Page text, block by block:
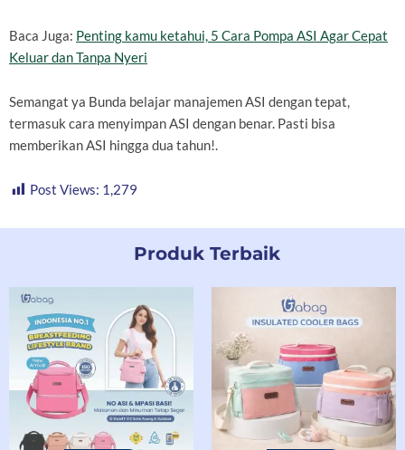
Baca Juga: Penting kamu ketahui, 5 Cara Pompa ASI Agar Cepat
Keluar dan Tanpa Nyeri
Semangat ya Bunda belajar manajemen ASI dengan tepat,
termasuk cara menyimpan ASI dengan benar. Pasti bisa
memberikan ASI hingga dua tahun!.
Post Views: 1,279
Produk Terbaik